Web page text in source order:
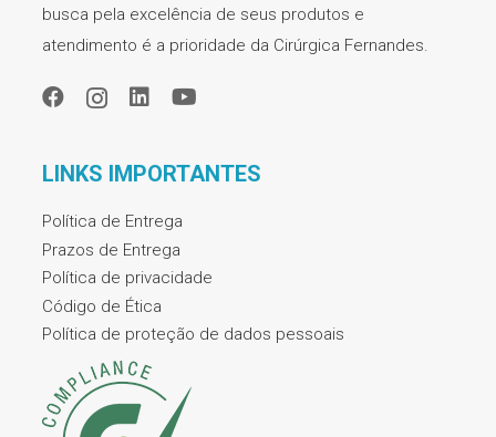
busca pela excelência de seus produtos e
atendimento é a prioridade da Cirúrgica Fernandes.
LINKS IMPORTANTES
Política de Entrega
Prazos de Entrega
Política de privacidade
Código de Ética
Política de proteção de dados pessoais